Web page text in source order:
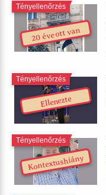
20 éve ott van
Tényellenőrzés
Ellenezte
Tényellenőrzés
Kontextushiány
Tényellenőrzés